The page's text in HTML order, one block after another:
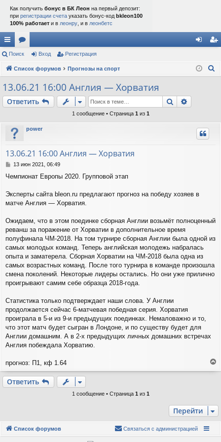
Как получить бонус в БК Леон на первый депозит:
при регистрации счета указать бонус-код bkleon100
100% работает и в леонру , и в леонбетс
с
ы
лк
ор
ум
ы
д ис
Поиск Вход Регистрация
Список форумов Прогнозы на спорт
13.06.21 16:00 Англия — Хорватия
Ответить Поиск
1 сообщение • Страница 1 из 1
power
13.06.21 16:00 Англия — Хорватия
С
о
щ
е
е
13 июн 2021, 06:49
Чемпионат Европы 2020. Групповой этап
Эксперты сайта bleon.ru предлагают прогноз на победу хозяев в
матче Англия — Хорватия.
Ожидаем, что в этом поединке сборная Англии возьмёт полноценный
реванш за поражение от Хорватии в дополнительное время
полуфинала ЧМ-2018. На том турнире сборная Англии была одной из
самых молодых команд. Теперь английская молодежь набралась
опыта и заматерела. Сборная Хорватии на ЧМ-2018 была одна из
самых возрастных команд. После того турнира в команде произошла
смена поколений. Некоторые лидеры остались. Но они уже прилично
проигрывают самим себе образца 2018-года.
Статистика только подтверждает наши слова. У Англии
продолжается сейчас 6-матчевая победная серия. Хорватия
проиграла в 5-и из 9-и предыдущих поединках. Немаловажно и то,
что этот матч будет сыгран в Лондоне, и по существу будет для
Англии домашним. А в 2-х предыдущих личных домашних встречах
Англия побеждала Хорватию.
прогноз: П1, кф 1.64
е
с
Ответить
1 сообщение • Страница 1 из 1
Перейти
Список форумов Связаться с администрацией